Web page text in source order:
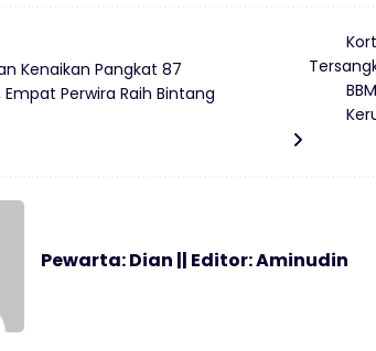
Kenaikan Pangkat 87
Empat Perwira Raih Bintang
Pewarta: Dian || Editor: Aminudin